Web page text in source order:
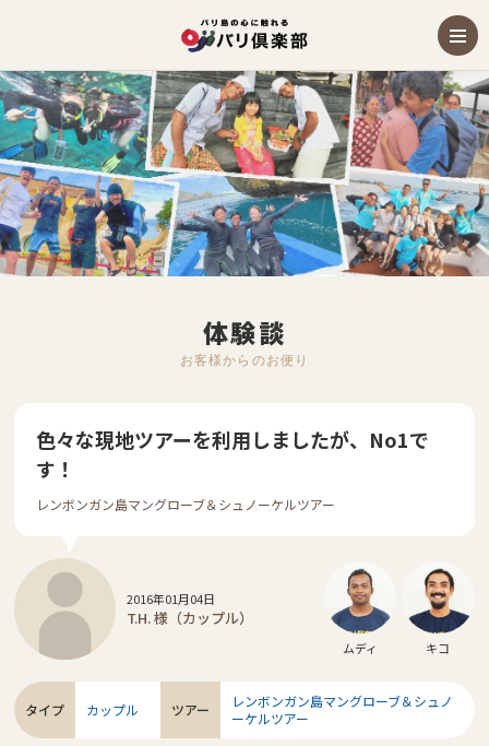
体験談
お客様からのお便り
色々な現地ツアーを利用しましたが、No1で
す！
レンボンガン島マングローブ＆シュノーケルツアー
2016年01月04日
T.H. 様（カップル）
ムディ キコ
タイプ カップル ツアー
レンボンガン島マングローブ＆シュノ
ーケルツアー